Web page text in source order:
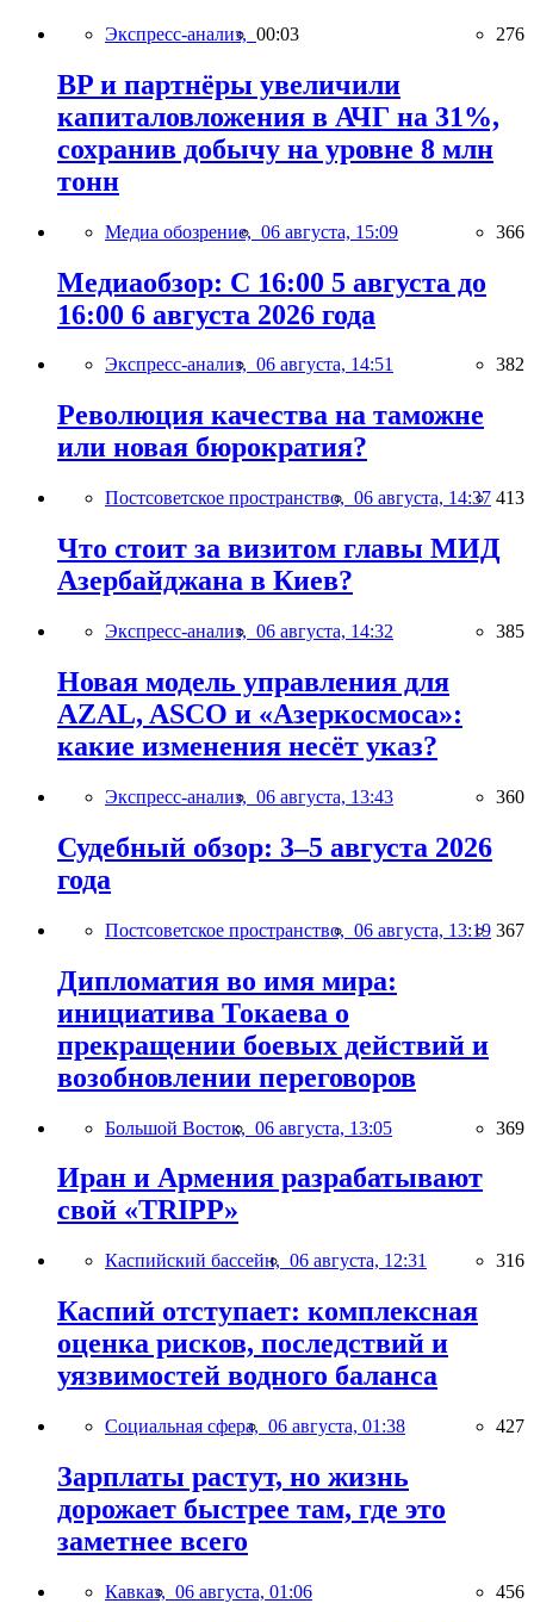
Экспресс-анализ, 00:03 276
BP и партнёры увеличили
капиталовложения в АЧГ на 31%,
сохранив добычу на уровне 8 млн
тонн
Медиа обозрение, 06 августа, 15:09 366
Медиаобзор: С 16:00 5 августа до
16:00 6 августа 2026 года
Экспресс-анализ, 06 августа, 14:51 382
Революция качества на таможне
или новая бюрократия?
Постсоветское пространство, 06 августа, 14:37 413
Что стоит за визитом главы МИД
Азербайджана в Киев?
Экспресс-анализ, 06 августа, 14:32 385
Новая модель управления для
AZAL, ASCO и «Азеркосмоса»:
какие изменения несёт указ?
Экспресс-анализ, 06 августа, 13:43 360
Судебный обзор: 3–5 августа 2026
года
Постсоветское пространство, 06 августа, 13:19 367
Дипломатия во имя мира:
инициатива Токаева о
прекращении боевых действий и
возобновлении переговоров
Большой Восток, 06 августа, 13:05 369
Иран и Армения разрабатывают
свой «TRIPP»
Каспийский бассейн, 06 августа, 12:31 316
Каспий отступает: комплексная
оценка рисков, последствий и
уязвимостей водного баланса
Социальная сфера, 06 августа, 01:38 427
Зарплаты растут, но жизнь
дорожает быстрее там, где это
заметнее всего
Кавказ, 06 августа, 01:06 456